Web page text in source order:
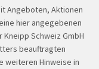
Angeboten, Aktionen
hier angegebenen
Schweiz GmbH
beauftragten
weiteren Hinweise in